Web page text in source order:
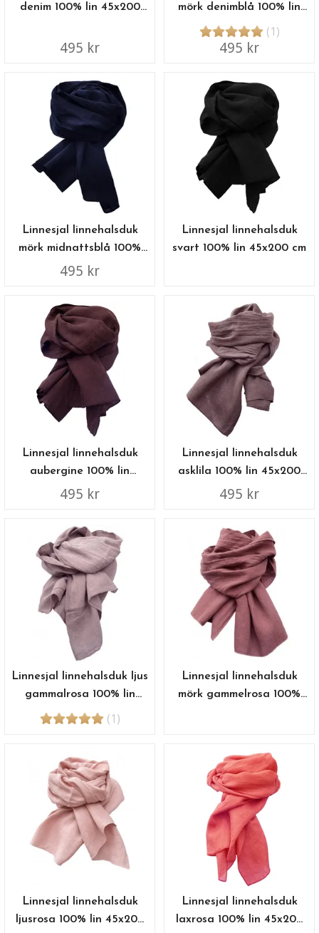
denim 100% lin 45x200
495 kr
mörk denimblå 100% lin
45x200 cm
(1)
495 kr
Linnesjal linnehalsduk
mörk midnattsblå 100%
lin 45x200 cm
495 kr
Linnesjal linnehalsduk
svart 100% lin 45x200 cm
Linnesjal linnehalsduk
aubergine 100% lin
45x200 cm
495 kr
Linnesjal linnehalsduk
asklila 100% lin 45x200
cm
495 kr
Linnesjal linnehalsduk ljus
gammalrosa 100% lin
45x200 cm
(1)
Linnesjal linnehalsduk
mörk gammelrosa 100%
Linnesjal linnehalsduk
ljusrosa 100% lin 45x200
Linnesjal linnehalsduk
laxrosa 100% lin 45x200